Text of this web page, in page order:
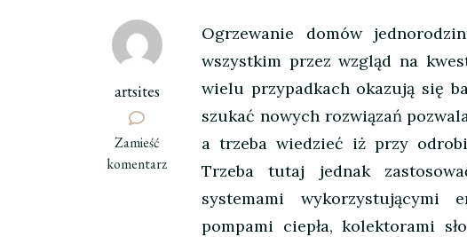
artsites
Zamieść
komentarz
we
wpisie
Ogrzewanie domów
wszystkim przez wzgląd na
wielu przypadkach okazują się
szukać nowych rozwiązań
a trzeba wiedzieć iż przy
Trzeba tutaj jednak
systemami wykorzystującymi
pompami ciepła, kolektorami